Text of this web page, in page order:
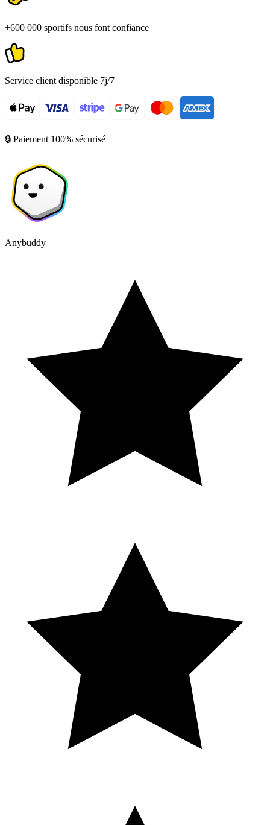
+600 000 sportifs nous font confiance
Service client disponible 7j/7
🔒 Paiement 100% sécurisé
Anybuddy